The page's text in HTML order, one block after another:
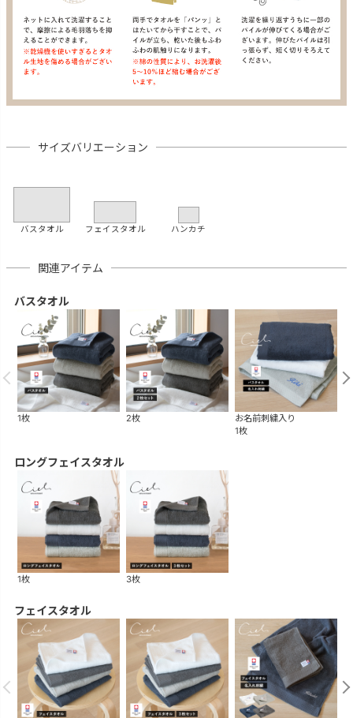
サイズバリエーション
バスタオル フェイスタオル ハンカチ
関連アイテム
バスタオル
1枚 2枚
お名前刺繍入り
1枚
ロングフェイスタオル
1枚 3枚
フェイスタオル